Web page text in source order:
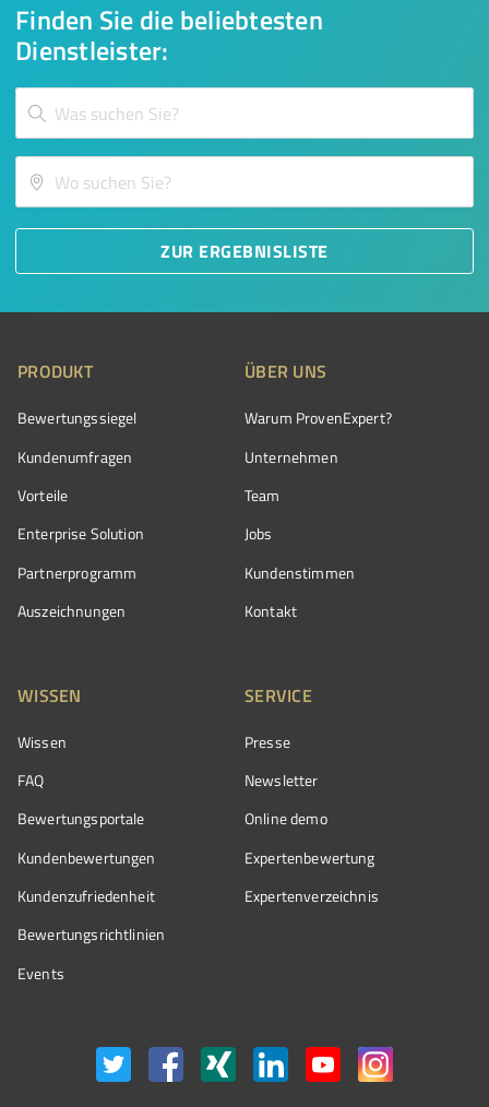
Finden Sie die beliebtesten
Dienstleister:
ZUR ERGEBNISLISTE
PRODUKT
Bewertungssiegel
Kundenumfragen
Vorteile
Enterprise Solution
Partnerprogramm
Auszeichnungen
ÜBER UNS
Warum ProvenExpert?
Unternehmen
Team
Jobs
Kundenstimmen
Kontakt
WISSEN
Wissen
FAQ
Bewertungsportale
Kundenbewertungen
Kundenzufriedenheit
Bewertungs­richtlinien
Events
SERVICE
Presse
Newsletter
Online demo
Expertenbewertung
Expertenverzeichnis